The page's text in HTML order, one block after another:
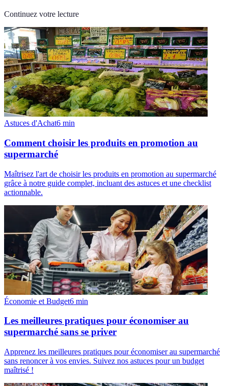
Continuez votre lecture
Astuces d'Achat6 min
Comment choisir les produits en promotion au
supermarché
Maîtrisez l'art de choisir les produits en promotion au supermarché
grâce à notre guide complet, incluant des astuces et une checklist
actionnable.
Économie et Budget6 min
Les meilleures pratiques pour économiser au
supermarché sans se priver
Apprenez les meilleures pratiques pour économiser au supermarché
sans renoncer à vos envies. Suivez nos astuces pour un budget
maîtrisé !